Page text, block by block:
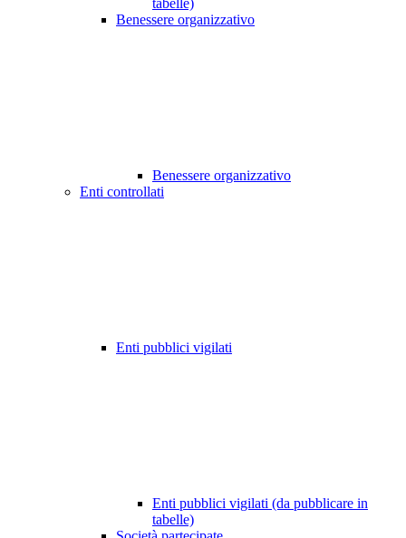
tabelle)
Benessere organizzativo
Benessere organizzativo
Enti controllati
Enti pubblici vigilati
Enti pubblici vigilati (da pubblicare in
tabelle)